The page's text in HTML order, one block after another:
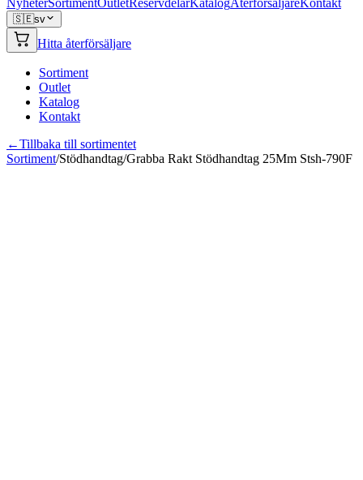
NyheterSortimentOutletReservdelarKatalogÅterförsäljareKontakt
🇸🇪sv
Hitta återförsäljare
Sortiment
Outlet
Katalog
Kontakt
←Tillbaka till sortimentet
Sortiment/Stödhandtag/Grabba Rakt Stödhandtag 25Mm Stsh-790F